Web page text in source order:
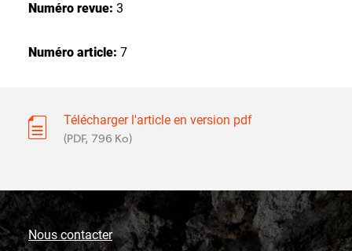
Numéro revue: 3
Numéro article: 7
Télécharger l'article en version pdf
(PDF, 796 Ko)
Nous contacter